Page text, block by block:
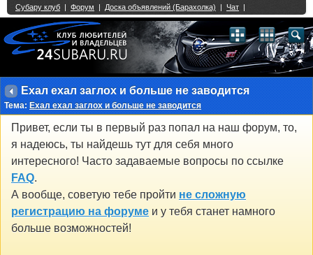
Ехал ехал заглох и больше не заводится
Тема: Ехал ехал заглох и больше не заводится
Привет, если ты в первый раз попал на наш форум, то,
я надеюсь, ты найдешь тут для себя много
интересного! Часто задаваемые вопросы по ссылке
FAQ.
А вообще, советую тебе пройти не сложную
регистрацию на форуме и у тебя станет намного
больше возможностей!
Single Sign On provided byvBSSO
2 3 4 5 6 7 8 9 10 11 12 13 14 15 16 17 18 21 22 23 24 25 26
27 28 29 30 31 32 33 34 35 36 37 38 39 40 41 42 43